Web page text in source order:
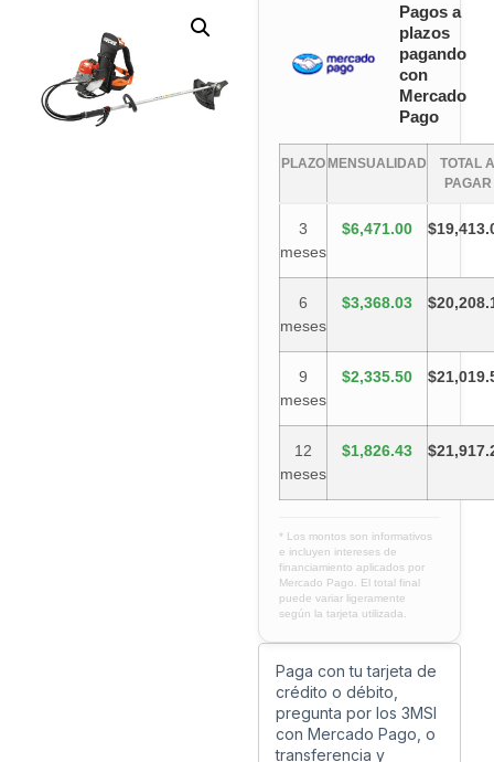
Pagos a
plazos
pagando
con
Mercado
Pago
PLAZO MENSUALIDAD
TOTAL A
PAGAR
3
meses
$6,471.00
6
meses
$3,368.03
9
meses
$2,335.50
12
meses
$1,826.43
* Los montos son informativos
e incluyen intereses de
financiamiento aplicados por
Mercado Pago. El total final
puede variar ligeramente
según la tarjeta utilizada.
Paga con tu tarjeta de
crédito o débito,
pregunta por los 3MSI
con Mercado Pago, o
transferencia y